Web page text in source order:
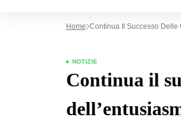
Home Continua Il Successo Delle
NOTIZIE
Continua il